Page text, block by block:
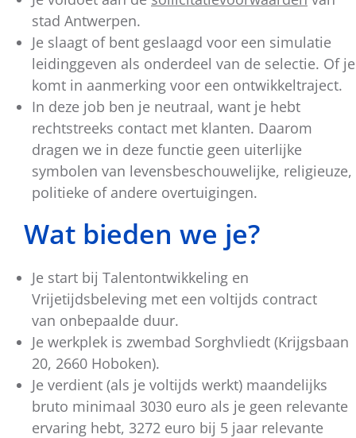
stad Antwerpen.
Je slaagt of bent geslaagd voor een simulatie
leidinggeven als onderdeel van de selectie. Of je
komt in aanmerking voor een ontwikkeltraject.
In deze job ben je neutraal, want je hebt
rechtstreeks contact met klanten. Daarom
dragen we in deze functie geen uiterlijke
symbolen van levensbeschouwelijke, religieuze,
politieke of andere overtuigingen.
Wat bieden we je?
Je start bij Talentontwikkeling en
Vrijetijdsbeleving met een voltijds contract
van onbepaalde duur.
Je werkplek is zwembad Sorghvliedt (Krijgsbaan
20, 2660 Hoboken).
Je verdient (als je voltijds werkt) maandelijks
bruto minimaal 3030 euro als je geen relevante
ervaring hebt, 3272 euro bij 5 jaar relevante